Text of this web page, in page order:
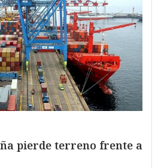
pierde terreno frente a